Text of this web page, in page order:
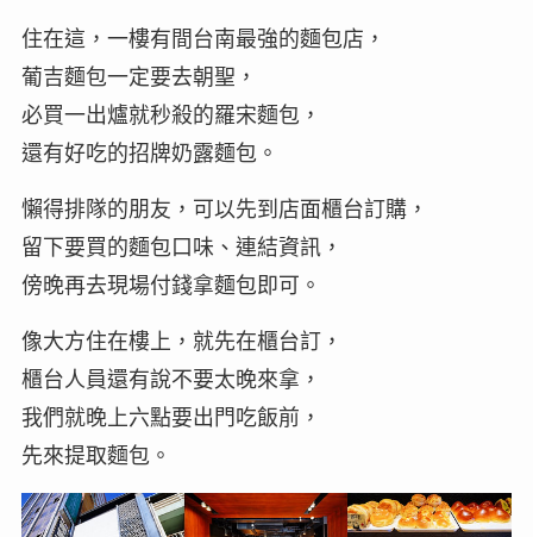
住在這，一樓有間台南最強的麵包店，
葡吉麵包一定要去朝聖，
必買一出爐就秒殺的羅宋麵包，
還有好吃的招牌奶露麵包。
懶得排隊的朋友，可以先到店面櫃台訂購，
留下要買的麵包口味、連結資訊，
傍晚再去現場付錢拿麵包即可。
像大方住在樓上，就先在櫃台訂，
櫃台人員還有說不要太晚來拿，
我們就晚上六點要出門吃飯前，
先來提取麵包。